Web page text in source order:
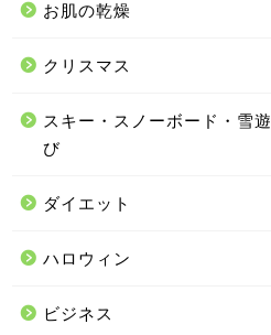
お肌の乾燥
クリスマス
スキー・スノーボード・雪遊
び
ダイエット
ハロウィン
ビジネス